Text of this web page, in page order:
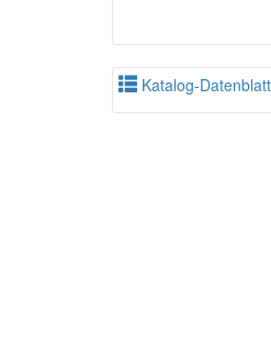
Katalog-